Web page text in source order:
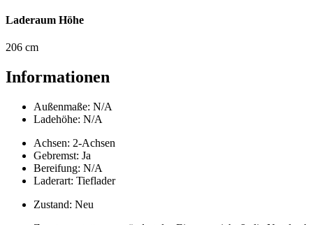
Laderaum Höhe
206 cm
Informationen
Außenmaße: N/A
Ladehöhe: N/A
Achsen: 2-Achsen
Gebremst: Ja
Bereifung: N/A
Laderart: Tieflader
Zustand: Neu